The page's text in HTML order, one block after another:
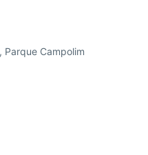
Parque Campolim